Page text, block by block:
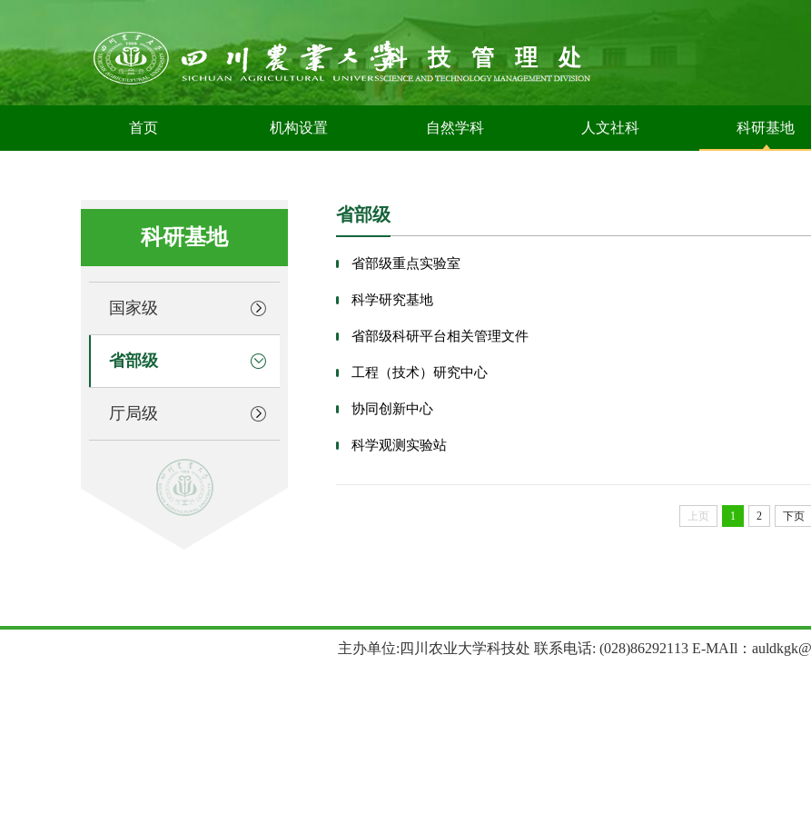
科技管理处
首页 机构设置 自然学科 人文社科 科研基地
科研基地
国家级
省部级
厅局级
省部级
省部级重点实验室
科学研究基地
省部级科研平台相关管理文件
工程（技术）研究中心
协同创新中心
科学观测实验站
上页 1 2 下页
主办单位:四川农业大学科技处 联系电话: (028)86292113 E-MAIl：